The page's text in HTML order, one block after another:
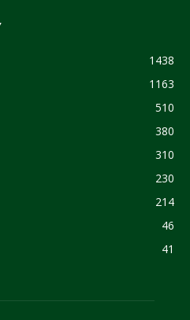
1438
1163
510
380
310
230
214
46
41